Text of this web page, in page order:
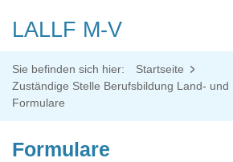
LALLF M-V
Sie befinden sich hier:
Startseite
Zuständige Stelle Berufsbildung Land- und
Formulare
Formulare